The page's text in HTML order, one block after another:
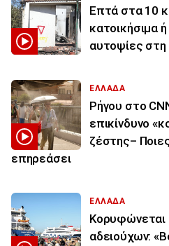
Επτά στα 10
κατοικήσιμα
αυτοψίες στη
ΕΛΛΑΔΑ
Ρήγου στο
επικίνδυνο
ζέστης–
επηρεάσει
ΕΛΛΑΔΑ
Κορυφώνεται
αδειούχων: